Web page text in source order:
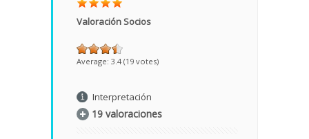
Valoración Socios
Average: 3.4 (19 votes)
Interpretación
19 valoraciones